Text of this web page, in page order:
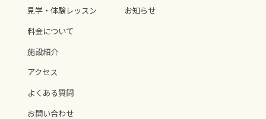
見学・体験レッスン
料金について
お知らせ
施設紹介
アクセス
よくある質問
お問い合わせ